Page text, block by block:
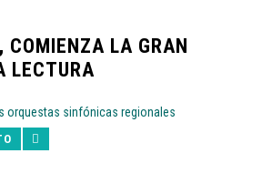
COMIENZA LA GRAN
LECTURA